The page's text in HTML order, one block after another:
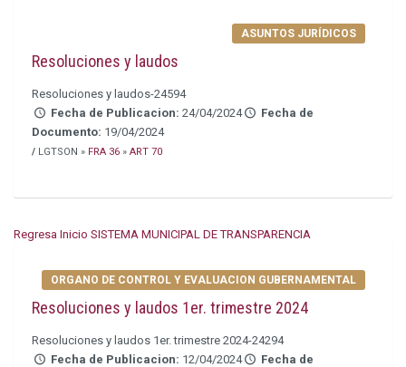
ASUNTOS JURÍDICOS
Resoluciones y laudos
Resoluciones y laudos-24594
Fecha de Publicacion:24/04/2024
Fecha de
Documento: 19/04/2024
/ LGTSON » FRA 36 » ART 70
Regresa Inicio SISTEMA MUNICIPAL DE TRANSPARENCIA
ORGANO DE CONTROL Y EVALUACION GUBERNAMENTAL
Resoluciones y laudos 1er. trimestre 2024
Resoluciones y laudos 1er. trimestre 2024-24294
Fecha de Publicacion: 12/04/2024
Fecha de